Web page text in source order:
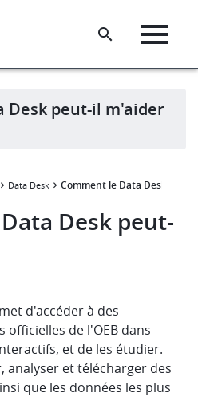
Desk peut-il m'aider
Data Desk Comment le Data Desk peut-
Desk peut-
d'accéder à des
de l'OEB dans
et de les étudier.
analyser et télécharger des
que les données les plus